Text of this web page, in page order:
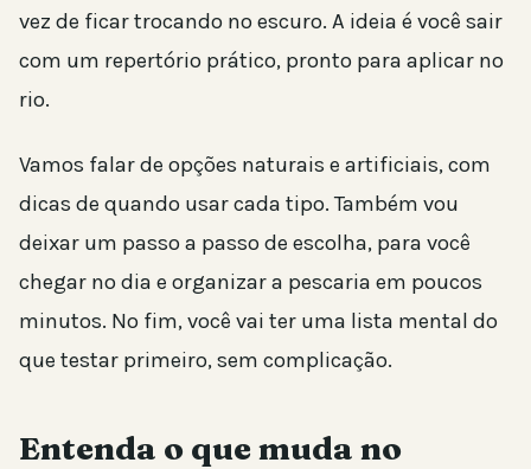
vez de ficar trocando no escuro. A ideia é você sair
com um repertório prático, pronto para aplicar no
rio.
Vamos falar de opções naturais e artificiais, com
dicas de quando usar cada tipo. Também vou
deixar um passo a passo de escolha, para você
chegar no dia e organizar a pescaria em poucos
minutos. No fim, você vai ter uma lista mental do
que testar primeiro, sem complicação.
Entenda o que muda no